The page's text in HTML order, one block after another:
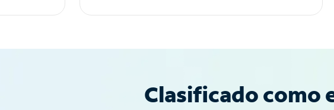
Clasificado como